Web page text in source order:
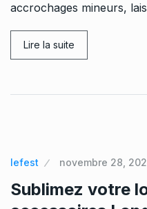
accrochages mineurs,
Lire la suite
lefest novembre 28,
Sublimez votre